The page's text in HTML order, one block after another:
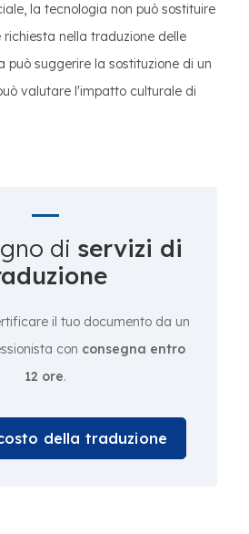
la tecnologia non può sostituire
nella traduzione delle
può suggerire la sostituzione di un
valutare l'impatto culturale di
di servizi di
il tuo documento da un
con consegna entro
12 ore.
della traduzione